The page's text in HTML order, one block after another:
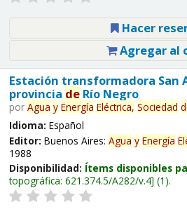
Hacer
Agregar al
Estación transformadora San
provincia deRío Negro
por Agua y Energía Eléctrica, Sociedad
Idioma: Español
Editor: Buenos Aires: Agua y Energía
1988
Disponibilidad: Ítems disponibles
topográfica: 621.374.5/A282/v.4 (1).